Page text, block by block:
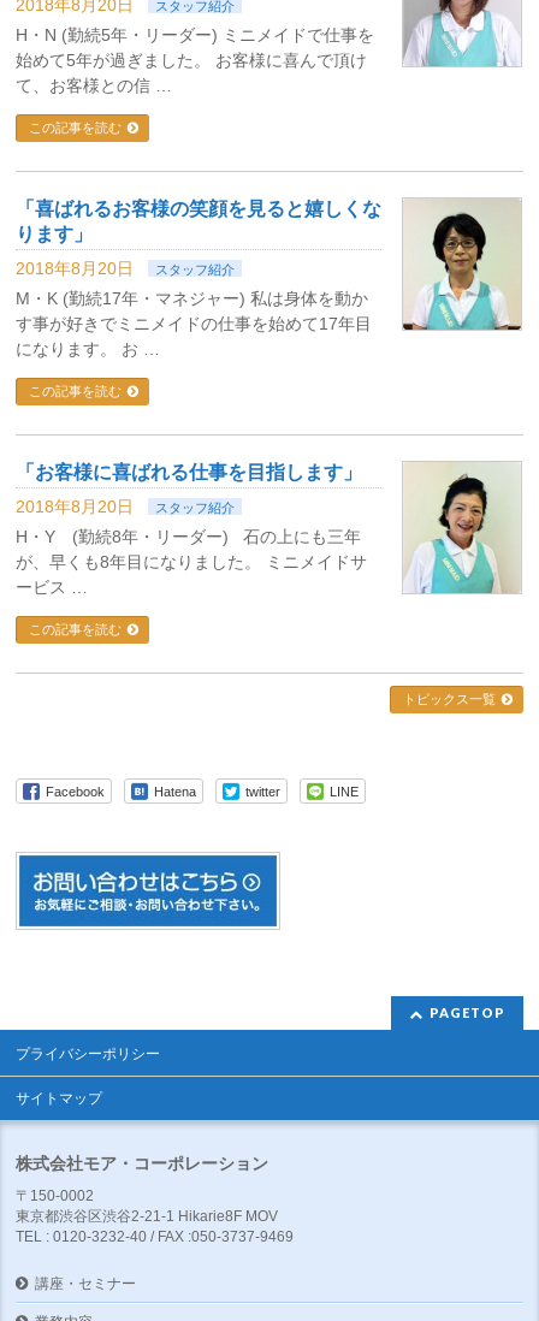
2018年8月20日 スタッフ紹介
H・N (勤続5年・リーダー) ミニメイドで仕事を
始めて5年が過ぎました。 お客様に喜んで頂け
て、お客様との信 …
この記事を読む
「喜ばれるお客様の笑顔を見ると嬉しくな
ります」
2018年8月20日 スタッフ紹介
M・K (勤続17年・マネジャー) 私は身体を動か
す事が好きでミニメイドの仕事を始めて17年目
になります。 お …
この記事を読む
「お客様に喜ばれる仕事を目指します」
2018年8月20日 スタッフ紹介
H・Y (勤続8年・リーダー) 石の上にも三年
が、早くも8年目になりました。 ミニメイドサ
ービス …
この記事を読む
トピックス一覧
Facebook Hatena twitter LINE
PAGETOP
プライバシーポリシー
サイトマップ
株式会社モア・コーポレーション
〒150-0002
東京都渋谷区渋谷2-21-1 Hikarie8F MOV
TEL : 0120-3232-40 / FAX :050-3737-9469
講座・セミナー